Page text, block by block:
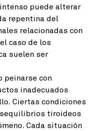
puede alterar
repentina del
relacionadas con
caso de los
suelen ser
peinarse con
inadecuados
Ciertas condiciones
tiroideos
Cada situación